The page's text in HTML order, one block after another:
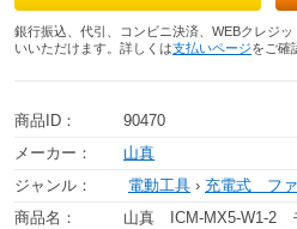
銀行振込、代引、コンビニ決済、WEBクレジ
いいただけます。詳しくは支払いページをご確
商品ID：
90470
メーカー：
山真
ジャンル：
電動工具 › 充電式 ファ
商品名：
山真 ICM-MX5-W1-2